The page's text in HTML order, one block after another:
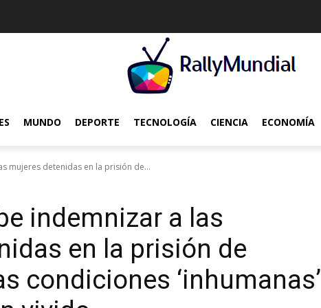
MUNDO DEPORTE TECNOLOGÍA CIENCIA ECONOMÍA
mujeres detenidas en la prisión de...
indemnizar a las
en la prisión de
condiciones ‘inhumanas’